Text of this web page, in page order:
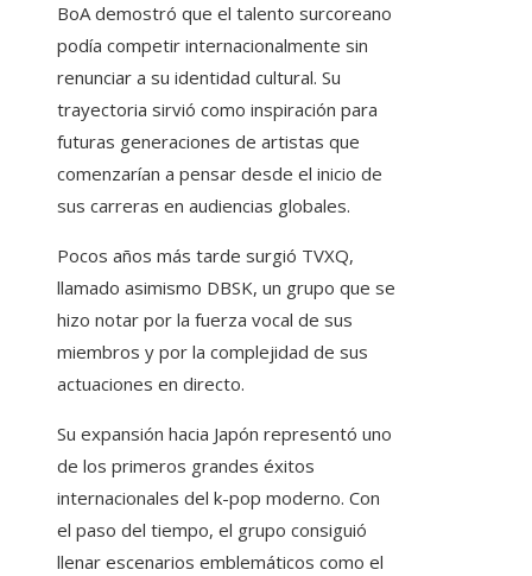
BoA demostró que el talento surcoreano
podía competir internacionalmente sin
renunciar a su identidad cultural. Su
trayectoria sirvió como inspiración para
futuras generaciones de artistas que
comenzarían a pensar desde el inicio de
sus carreras en audiencias globales.
Pocos años más tarde surgió TVXQ,
llamado asimismo DBSK, un grupo que se
hizo notar por la fuerza vocal de sus
miembros y por la complejidad de sus
actuaciones en directo.
Su expansión hacia Japón representó uno
de los primeros grandes éxitos
internacionales del k-pop moderno. Con
el paso del tiempo, el grupo consiguió
llenar escenarios emblemáticos como el